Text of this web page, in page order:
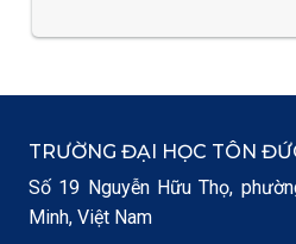
TRƯỜNG ĐẠI HỌC TÔN
Số 19 Nguyễn Hữu Thọ,
Minh, Việt Nam